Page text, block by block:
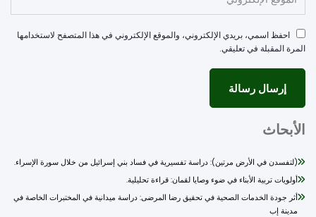
احفظ اسمي، بريدي الإلكتروني، والموقع الإلكتروني في هذا المتصفح لاستخدامها
المقبلة في تعليقي.
(لتفسدن في الأرض مرتين): دراسة تفسيرية في فساد بني إسرائيل من خلال سورة الإسراء.
أولويات تربية الأبناء في ضوء وصايا لقمان: قراءة تحليلية.
أثر جودة الخدمات الصحية في تحقيق رضا المرضى: دراسة ميدانية في المختبرات الخاصة في
مدينة إب